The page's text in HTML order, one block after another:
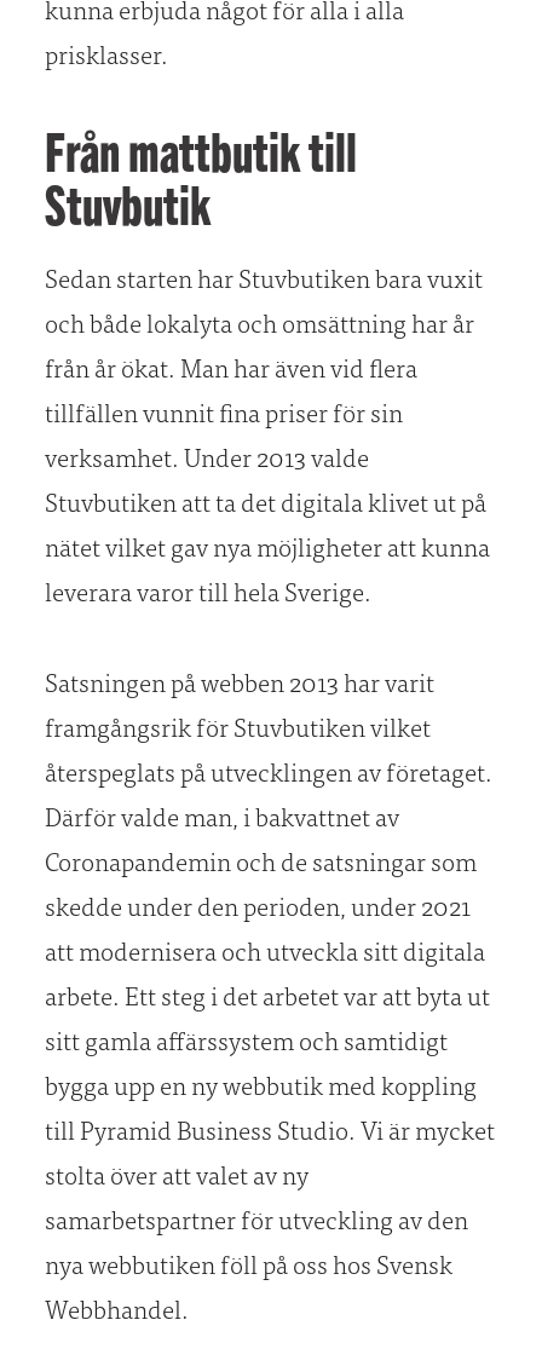
kunna erbjuda något för alla i alla
prisklasser.
Från mattbutik till
Stuvbutik
Sedan starten har Stuvbutiken bara vuxit
och både lokalyta och omsättning har år
från år ökat. Man har även vid flera
tillfällen vunnit fina priser för sin
verksamhet. Under 2013 valde
Stuvbutiken att ta det digitala klivet ut på
nätet vilket gav nya möjligheter att kunna
leverara varor till hela Sverige.
Satsningen på webben 2013 har varit
framgångsrik för Stuvbutiken vilket
återspeglats på utvecklingen av företaget.
Därför valde man, i bakvattnet av
Coronapandemin och de satsningar som
skedde under den perioden, under 2021
att modernisera och utveckla sitt digitala
arbete. Ett steg i det arbetet var att byta ut
sitt gamla affärssystem och samtidigt
bygga upp en ny webbutik med koppling
till Pyramid Business Studio. Vi är mycket
stolta över att valet av ny
samarbetspartner för utveckling av den
nya webbutiken föll på oss hos Svensk
Webbhandel.